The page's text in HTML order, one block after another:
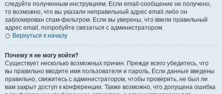
следуйте полученным инструкциям. Если email-сообщение не получено,
то возможно, что вы указали неправильный адрес email либо он
заблокирован спам-фильтром. Если вы уверены, что ввели правильный
адрес email, попробуйте связаться с администратором.
Вернуться к началу
Почему я не могу войти?
Существует несколько возможных причин. Прежде всего убедитесь, что
вы правильно вводите имя пользователя и пароль. Если данные введены
правильно, свяжитесь с администратором, чтобы проверить, не был ли
вам закрыт доступ к конференции. Также возможно, что допущена ошибка